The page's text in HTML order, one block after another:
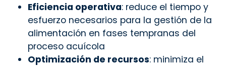
Eficiencia operativa: reduce el tiempo y
esfuerzo necesarios para la gestión de la
alimentación en fases tempranas del
proceso acuícola
Optimización de recursos: minimiza el